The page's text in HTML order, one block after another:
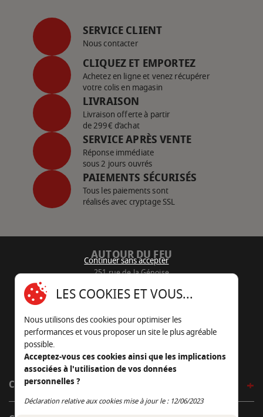
SERVICE CLIENT
Nous contacter
CLIQUEZ ET EMPORTEZ
Achetez en ligne et venez récupérer
votre colis en magasin
LIVRAISON
Livraison offerte à partir
de 299€ d’achat
SERVICE APRÈS VENTE
Réponse immédiate
sous 2 jours ouvrés
PAIEMENTS SÉCURISÉS
Tous les paiements sont
réalisés avec cryptage SSL
AUTOUR DU FEU
251 rue de la Génoise
05 45 22 98 09
Nous envoyer un e-mail
CÔTÉ OUTDOOR
Continuer sans accepter
LES COOKIES ET VOUS...
Nous utilisons des cookies pour optimiser les
performances et vous proposer un site le plus agréable
possible.
Acceptez-vous ces cookies ainsi que les implications
associées à l'utilisation de vos données
personnelles ?
Déclaration relative aux cookies mise à jour le : 12/06/2023
Continuer sans accepter